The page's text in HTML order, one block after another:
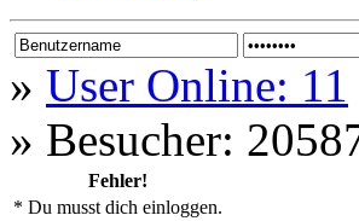
» User Online: 11
» Besucher:
Fehler!
* Du musst dich einloggen.